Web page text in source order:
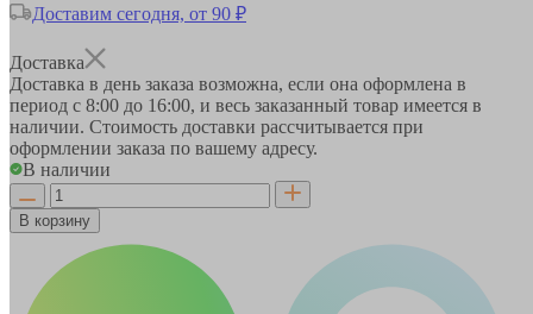
Доставим сегодня, от 90 ₽
Доставка
Доставка в день заказа возможна, если она оформлена в
период с 8:00 до 16:00, и весь заказанный товар имеется в
наличии. Стоимость доставки рассчитывается при
оформлении заказа по вашему адресу.
В наличии
В корзину